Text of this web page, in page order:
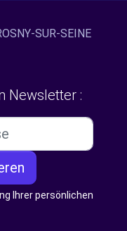
SUR-SEINE
Newsletter :
Ihrer persönlichen